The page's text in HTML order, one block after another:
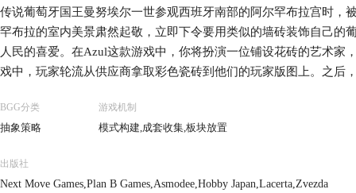
传说葡萄牙国王曼努埃尔一世参观西班牙南部的阿尔罕布拉宫时，
罕布拉的室内美景肃然起敬，立即下令要用类似的墙砖装饰自己的
人民的喜爱。在Azul这款游戏中，你将扮演一位铺设花砖的艺术家
戏中，玩家轮流从供应商拿取彩色瓷砖到他们的玩家版图上。之后
胜。
BGG分类
抽象策略
游戏机制
模式构建,成套收集,板块放置
出版社
Next Move Games,Plan B Games,Asmodee,Hobby Japan,Lacerta,Zvezda